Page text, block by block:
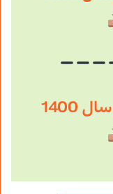
دانلود نمونه سوال سال 1400